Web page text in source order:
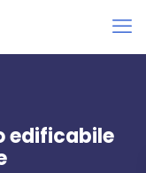
edificabile